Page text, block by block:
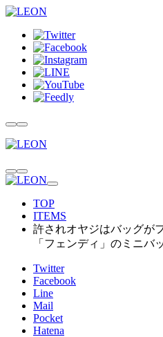
TOP
ITEMS
許されオヤジはバッグが
「フェンディ」のミニバ
Twitter
Facebook
Line
Mail
Pocket
Hatena